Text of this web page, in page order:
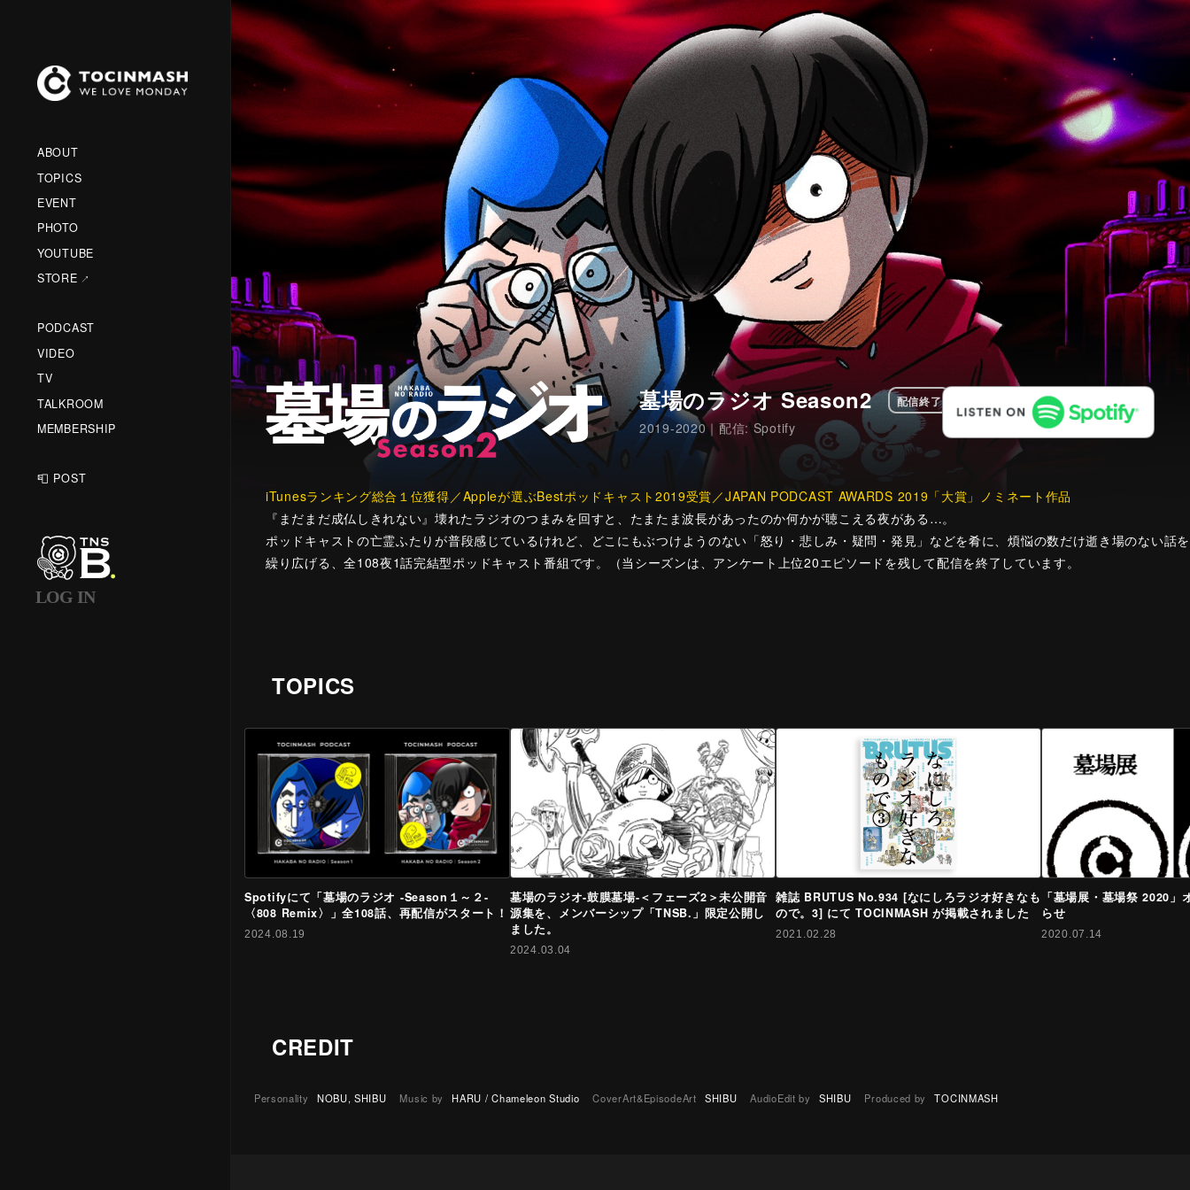
ABOUT
TOPICS
EVENT
PHOTO
YOUTUBE
STORE
PODCAST
VIDEO
TV
TALKROOM
MEMBERSHIP
📮 POST
LOG IN
墓場のラジオ Season2 配信終了
2019-2020｜配信: Spotify
iTunesランキング総合１位獲得／Appleが選ぶBestポッドキャスト2019受賞／JAPAN PODCAST AWARDS 2019「大賞」ノミネート作品
『まだまだ成仏しきれない』壊れたラジオのつまみを回すと、たまたま波長があったのか何かが聴こえる夜がある…。
ポッドキャストの亡霊ふたりが普段感じているけれど、どこにもぶつけようのない「怒り・悲しみ・疑問・発見」などを肴に、煩悩の数だけ逝き場のない話を
繰り広げる、全108夜1話完結型ポッドキャスト番組です。（当シーズンは、アンケート上位20エピソードを残して配信を終了しています。
TOPICS
Spotifyにて「墓場のラジオ -Season１～２-
〈808 Remix〉」全108話、再配信がスタート！
2024.08.19
墓場のラジオ-鼓膜墓場-＜フェーズ2＞未公開音
源集を、メンバーシップ「TNSB.」限定公開し
ました。
2024.03.04
雑誌 BRUTUS No.934 [なにしろラジオ好きなも
ので。3] にて TOCINMASH が掲載されました
2021.02.28
「墓場展・墓場祭 2020」
らせ
2020.07.14
CREDIT
Personality NOBU, SHIBU Music by HARU / Chameleon Studio CoverArt&EpisodeArt SHIBU AudioEdit by SHIBU Produced by TOCINMASH